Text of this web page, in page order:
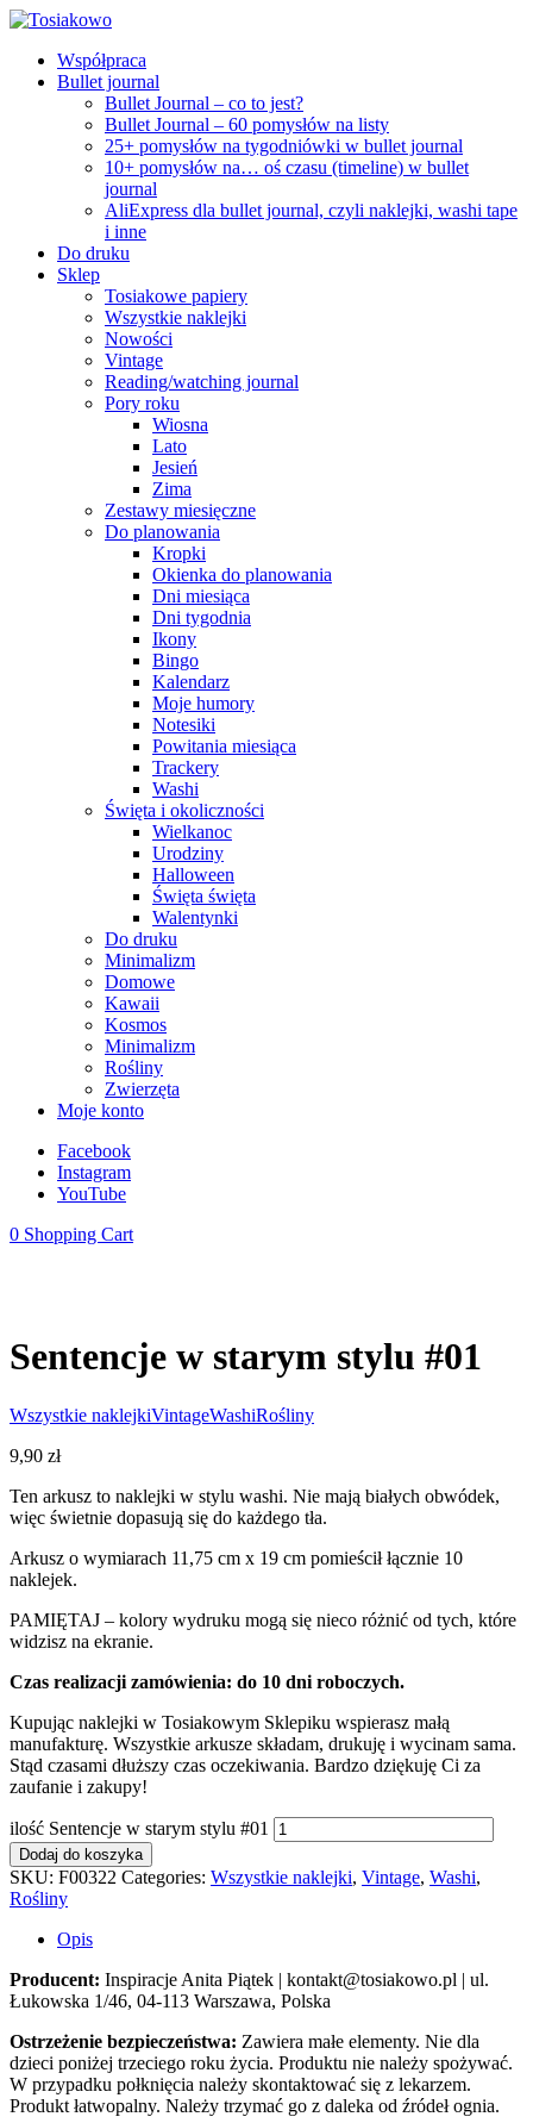
Współpraca
Bullet journal
Bullet Journal – co to jest?
Bullet Journal – 60 pomysłów na listy
25+ pomysłów na tygodniówki w bullet journal
10+ pomysłów na… oś czasu (timeline) w bullet
journal
AliExpress dla bullet journal, czyli naklejki, washi tape
i inne
Do druku
Sklep
Tosiakowe papiery
Wszystkie naklejki
Nowości
Vintage
Reading/watching journal
Pory roku
Wiosna
Lato
Jesień
Zima
Zestawy miesięczne
Do planowania
Kropki
Okienka do planowania
Dni miesiąca
Dni tygodnia
Ikony
Bingo
Kalendarz
Moje humory
Notesiki
Powitania miesiąca
Trackery
Washi
Święta i okoliczności
Wielkanoc
Urodziny
Halloween
Święta święta
Walentynki
Do druku
Minimalizm
Domowe
Kawaii
Kosmos
Minimalizm
Rośliny
Zwierzęta
Moje konto
Facebook
Instagram
YouTube
0 Shopping Cart
Sentencje w starym stylu #01
Wszystkie naklejkiVintageWashiRośliny
9,90 zł
Ten arkusz to naklejki w stylu washi. Nie mają białych obwódek,
więc świetnie dopasują się do każdego tła.
Arkusz o wymiarach 11,75 cm x 19 cm pomieścił łącznie 10
naklejek.
PAMIĘTAJ – kolory wydruku mogą się nieco różnić od tych, które
widzisz na ekranie.
Czas realizacji zamówienia: do 10 dni roboczych.
Kupując naklejki w Tosiakowym Sklepiku wspierasz małą
manufakturę. Wszystkie arkusze składam, drukuję i wycinam sama.
Stąd czasami dłuższy czas oczekiwania. Bardzo dziękuję Ci za
zaufanie i zakupy!
ilość Sentencje w starym stylu #01
Dodaj do koszyka
SKU: F00322 Categories: Wszystkie naklejki, Vintage, Washi,
Rośliny
Opis
Producent: Inspiracje Anita Piątek | kontakt@tosiakowo.pl | ul.
Łukowska 1/46, 04-113 Warszawa, Polska
Ostrzeżenie bezpieczeństwa: Zawiera małe elementy. Nie dla
dzieci poniżej trzeciego roku życia. Produktu nie należy spożywać.
W przypadku połknięcia należy skontaktować się z lekarzem.
Produkt łatwopalny. Należy trzymać go z daleka od źródeł ognia.